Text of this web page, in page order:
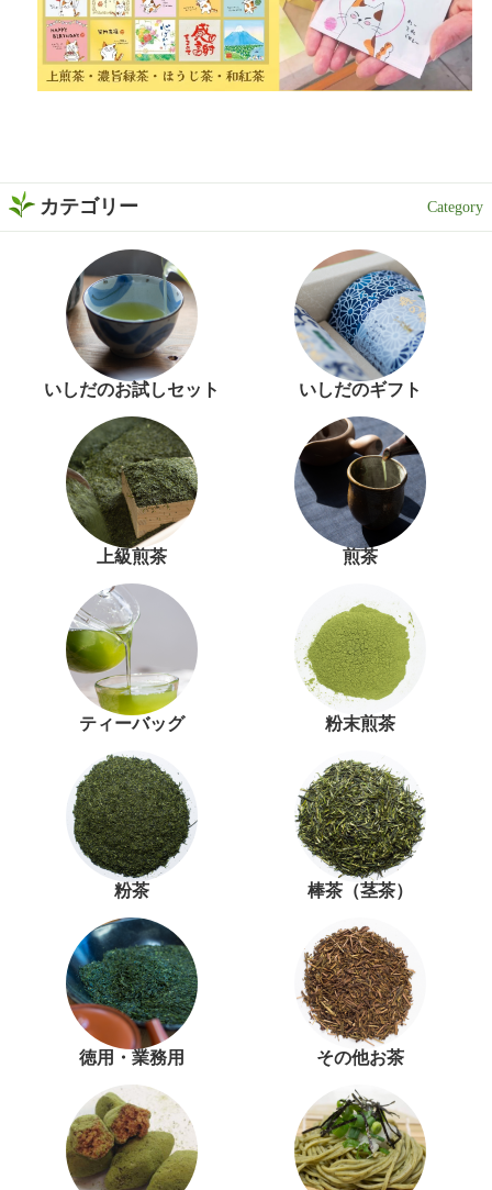
カテゴリー
いしだのお試しセット いしだのギフト
上級煎茶 煎茶
ティーバッグ 粉末煎茶
粉茶 棒茶（茎茶）
徳用・業務用 その他お茶